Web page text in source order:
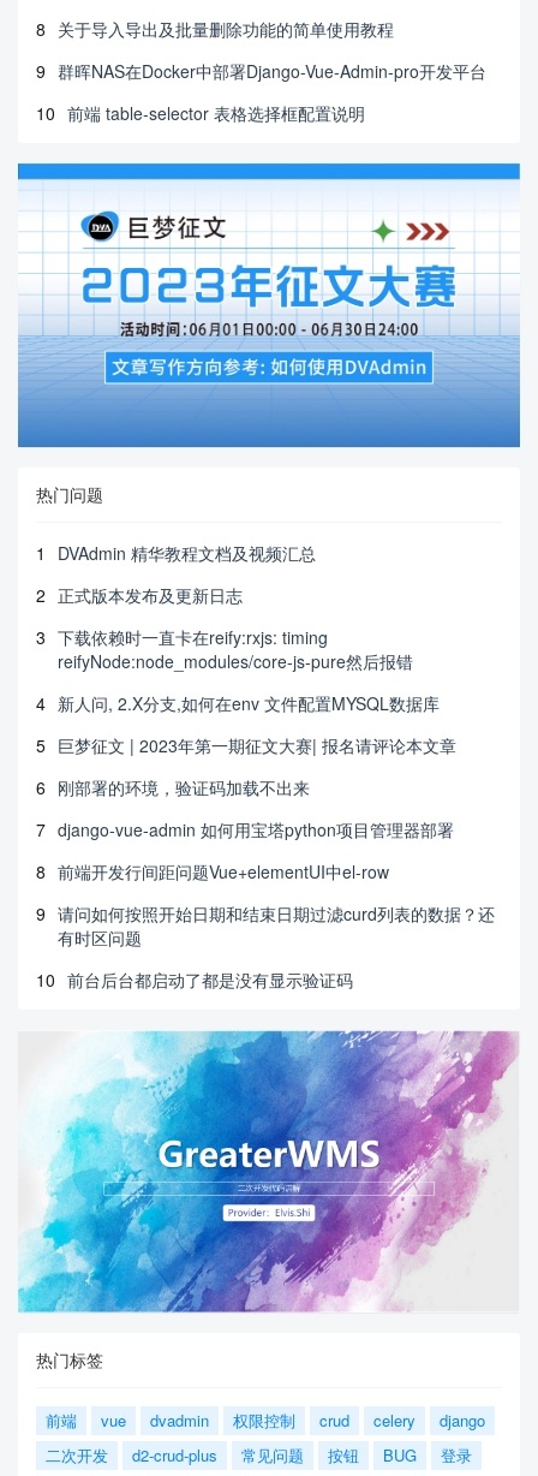
8 关于导入导出及批量删除功能的简单使用教程
9 群晖NAS在Docker中部署Django-Vue-Admin-pro开发平台
10 前端 table-selector 表格选择框配置说明
热门问题
1
DVAdmin 精华教程文档及视频汇总
2 正式版本发布及更新日志
3 下载依赖时一直卡在reify:rxjs: timing
reifyNode:node_modules/core-js-pure然后报错
4 新人问, 2.X分支,如何在env 文件配置MYSQL数据库
5 巨梦征文 | 2023年第一期征文大赛| 报名请评论本文章
6 刚部署的环境，验证码加载不出来
7 django-vue-admin 如何用宝塔python项目管理器部署
8 前端开发行间距问题Vue+elementUI中el-row
9 请问如何按照开始日期和结束日期过滤curd列表的数据？还
有时区问题
10 前台后台都启动了都是没有显示验证码
热门标签
前端 vue dvadmin 权限控制 crud celery
django
二次开发
d2-crud-plus 常见问题 按钮 BUG
登录